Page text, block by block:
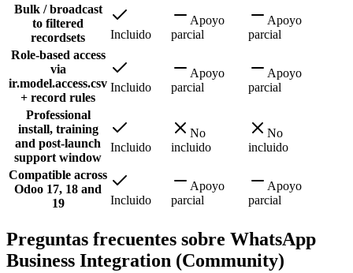
Bulk / broadcast
to filtered
recordsets
Incluido
Apoyo
parcial
Apoyo
parcial
Role-based access
via
ir.model.access.csv
+ record rules
Incluido
Apoyo
parcial
Apoyo
parcial
Professional
install, training
and post-launch
support window
Incluido
No
incluido
No
incluido
Compatible across
Odoo 17, 18 and
19
Incluido
Apoyo
parcial
Apoyo
parcial
Preguntas frecuentes sobre WhatsApp
Business Integration (Community)